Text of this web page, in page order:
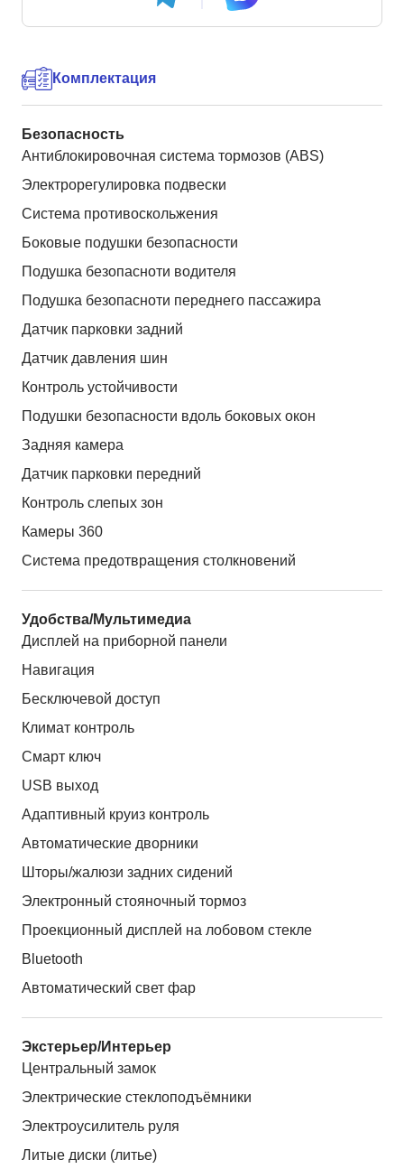
Комплектация
Безопасность
Антиблокировочная система тормозов (ABS)
Электрорегулировка подвески
Система противоскольжения
Боковые подушки безопасности
Подушка безопасноти водителя
Подушка безопасноти переднего пассажира
Датчик парковки задний
Датчик давления шин
Контроль устойчивости
Подушки безопасности вдоль боковых окон
Задняя камера
Датчик парковки передний
Контроль слепых зон
Камеры 360
Система предотвращения столкновений
Удобства/Мультимедиа
Дисплей на приборной панели
Навигация
Бесключевой доступ
Климат контроль
Смарт ключ
USB выход
Адаптивный круиз контроль
Автоматические дворники
Шторы/жалюзи задних сидений
Электронный стояночный тормоз
Проекционный дисплей на лобовом стекле
Bluetooth
Автоматический свет фар
Экстерьер/Интерьер
Центральный замок
Электрические стеклоподъёмники
Электроусилитель руля
Литые диски (литье)